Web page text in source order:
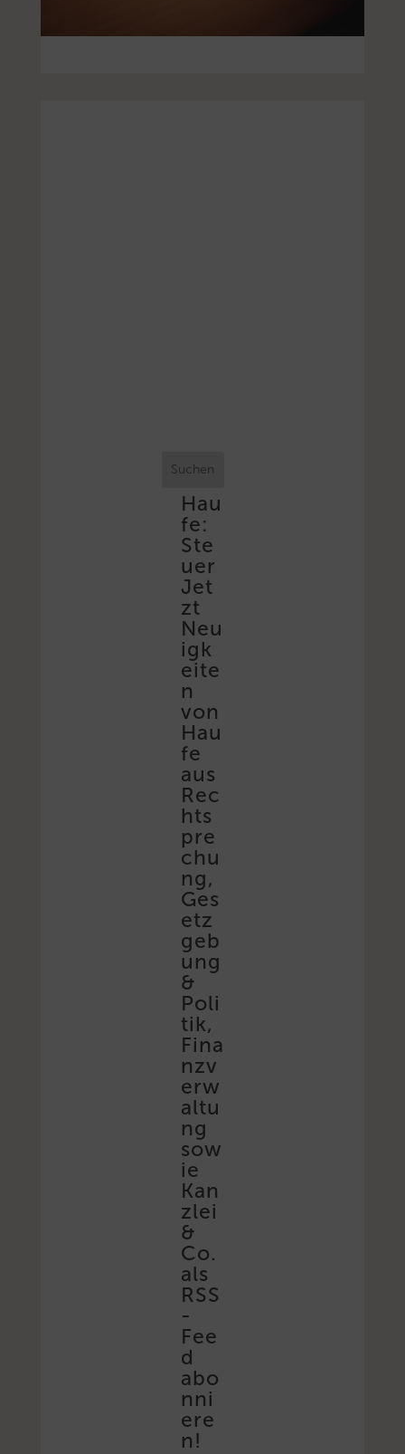
Suchen
Hau
fe:
Ste
uer
Jet
zt
Neu
igk
eite
n
von
Hau
fe
aus
Rec
hts
pre
chu
ng,
Ges
etz
geb
ung
&
Poli
tik,
Fina
nzv
erw
altu
ng
sow
ie
Kan
zlei
&
Co.
als
RSS
-
Fee
d
abo
nni
ere
n!